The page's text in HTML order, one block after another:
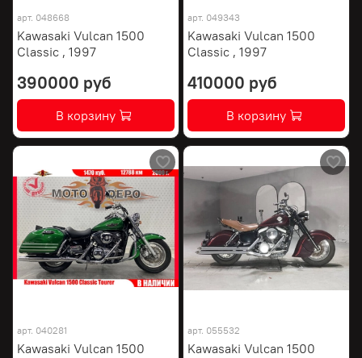
арт. 048668
Kawasaki Vulcan 1500
Classic , 1997
390000 руб
В корзину
арт. 049343
Kawasaki Vulcan 1500
Classic , 1997
410000 руб
В корзину
арт. 040281
Kawasaki Vulcan 1500
арт. 055532
Kawasaki Vulcan 1500